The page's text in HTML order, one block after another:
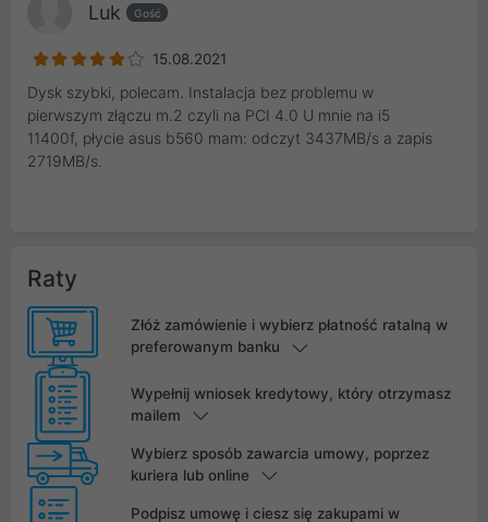
Luk Gość
15.08.2021
Dysk szybki, polecam. Instalacja bez problemu w
pierwszym złączu m.2 czyli na PCI 4.0 U mnie na i5
11400f, płycie asus b560 mam: odczyt 3437MB/s a zapis
2719MB/s.
Raty
Złóż zamówienie i wybierz płatność ratalną w
preferowanym banku
Wypełnij wniosek kredytowy, który otrzymasz
mailem
Wybierz sposób zawarcia umowy, poprzez
kuriera lub online
Podpisz umowę i ciesz się zakupami w